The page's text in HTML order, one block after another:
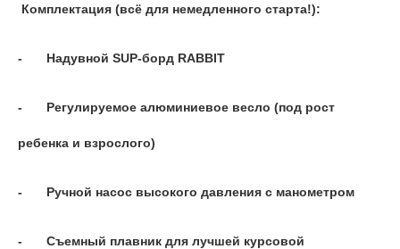
Комплектация (всё для немедленного старта!):
- Надувной SUP-борд RABBIT
- Регулируемое алюминиевое весло (под рост
ребенка и взрослого)
- Ручной насос высокого давления с манометром
- Съемный плавник для лучшей курсовой